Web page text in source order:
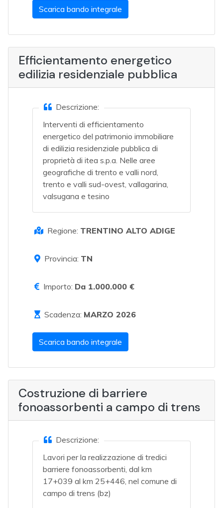
Scarica bando integrale
Efficientamento energetico
edilizia residenziale pubblica
Descrizione:
Interventi di efficientamento
energetico del patrimonio immobiliare
di edilizia residenziale pubblica di
proprietà di itea s.p.a. Nelle aree
geografiche di trento e valli nord,
trento e valli sud-ovest, vallagarina,
valsugana e tesino
Regione: TRENTINO ALTO ADIGE
Provincia: TN
Importo: Da 1.000.000 €
Scadenza: MARZO 2026
Scarica bando integrale
Costruzione di barriere
fonoassorbenti a campo di trens
Descrizione:
Lavori per la realizzazione di tredici
barriere fonoassorbenti, dal km
17+039 al km 25+446, nel comune di
campo di trens (bz)